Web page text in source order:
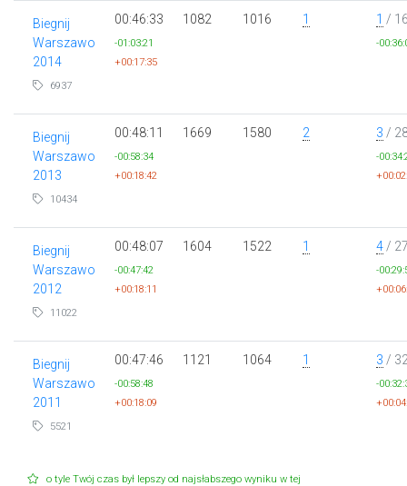
Biegnij
Warszawo
2014
6937
00:46:33
-01:03:21
+00:17:35
1082 1016 1 1 /
-
Biegnij
Warszawo
2013
10434
00:48:11
-00:58:34
+00:18:42
1669 1580 2 3 /
-
Biegnij
Warszawo
2012
11022
00:48:07
-00:47:42
+00:18:11
1604 1522 1 4 /
-
Biegnij
Warszawo
2011
5521
00:47:46
-00:58:48
+00:18:09
1121 1064 1 3 /
-
o tyle Twój czas był lepszy od najsłabszego wyniku w tej